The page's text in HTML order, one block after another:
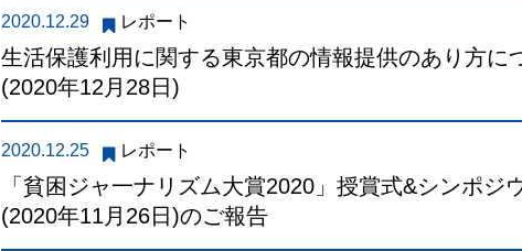
2020.12.29 レポート
生活保護利用に関する東京都の情報提供のあり方に
(2020年12月28日)
2020.12.25 レポート
「貧困ジャ一ナリズム大賞2020」授賞式&シンポジ
(2020年11月26日)のご報告